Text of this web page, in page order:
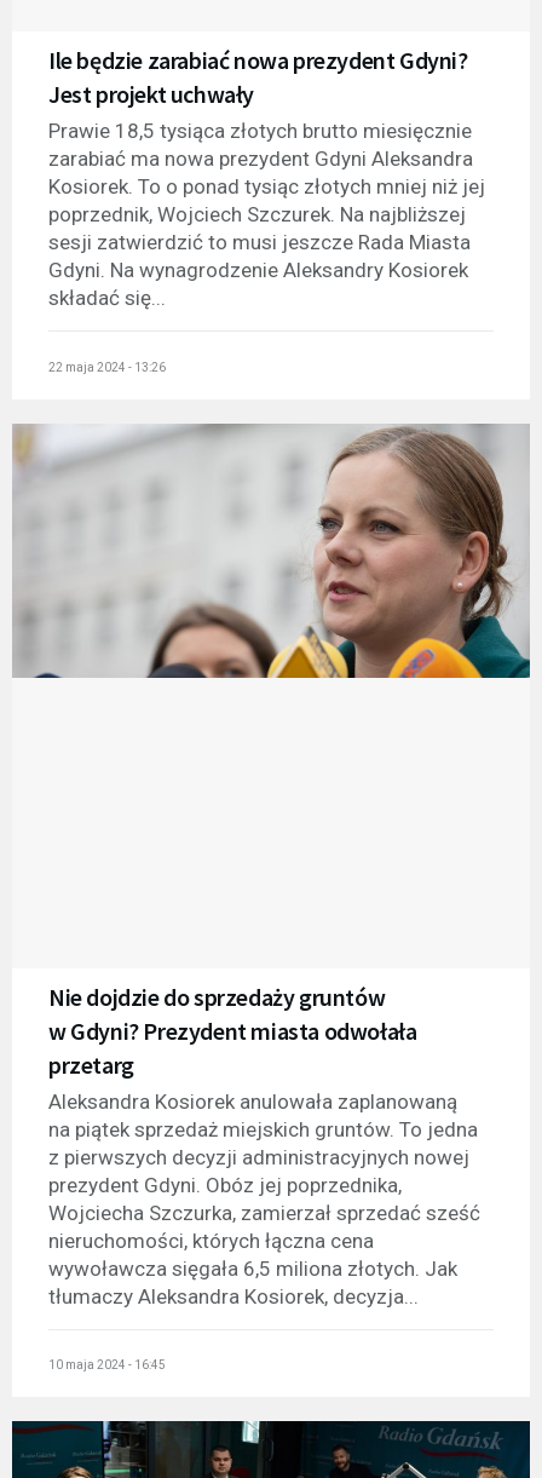
Ile będzie zarabiać nowa prezydent Gdyni?
Jest projekt uchwały
Prawie 18,5 tysiąca złotych brutto miesięcznie
zarabiać ma nowa prezydent Gdyni Aleksandra
Kosiorek. To o ponad tysiąc złotych mniej niż jej
poprzednik, Wojciech Szczurek. Na najbliższej
sesji zatwierdzić to musi jeszcze Rada Miasta
Gdyni. Na wynagrodzenie Aleksandry Kosiorek
składać się...
22 maja 2024 - 13:26
Nie dojdzie do sprzedaży gruntów
w Gdyni? Prezydent miasta odwołała
przetarg
Aleksandra Kosiorek anulowała zaplanowaną
na piątek sprzedaż miejskich gruntów. To jedna
z pierwszych decyzji administracyjnych nowej
prezydent Gdyni. Obóz jej poprzednika,
Wojciecha Szczurka, zamierzał sprzedać sześć
nieruchomości, których łączna cena
wywoławcza sięgała 6,5 miliona złotych. Jak
tłumaczy Aleksandra Kosiorek, decyzja...
10 maja 2024 - 16:45